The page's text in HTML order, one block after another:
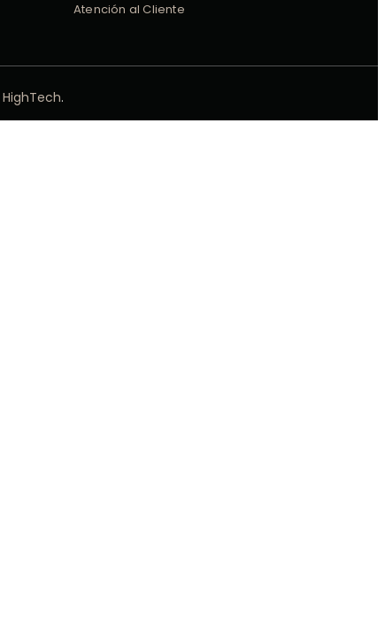
Atención al Cliente
HighTech.